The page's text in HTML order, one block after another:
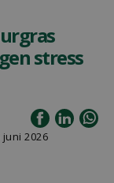
stress
2026